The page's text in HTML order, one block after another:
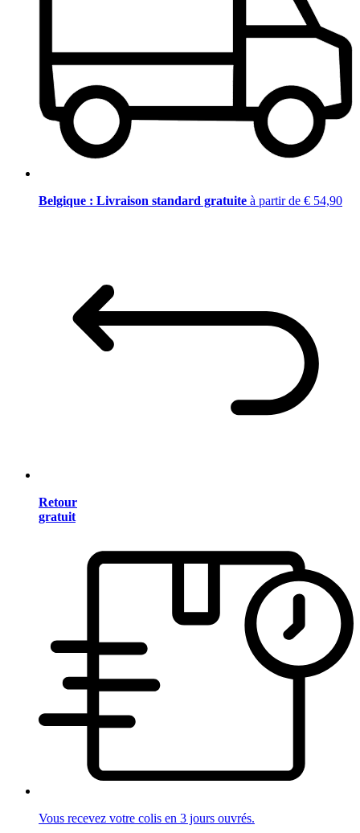
Belgique : Livraison standard gratuite à partir de € 54,90
Retour
gratuit
Vous recevez votre colis en 3 jours ouvrés.